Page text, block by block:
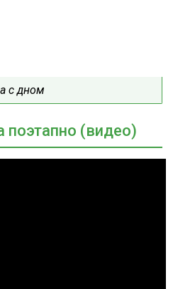
с дном
поэтапно (видео)